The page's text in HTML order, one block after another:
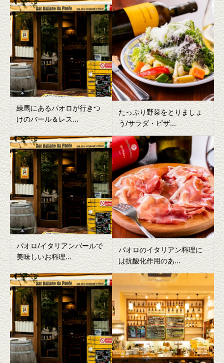
練馬にあるパオロが行きつ
けのバール＆レス...
たっぷり野菜をとりましょ
う/サラダ・ピザ...
パオロ/イタリアンバールで
美味しいお料理...
パオロのイタリアン料理に
は抗酸化作用のあ...